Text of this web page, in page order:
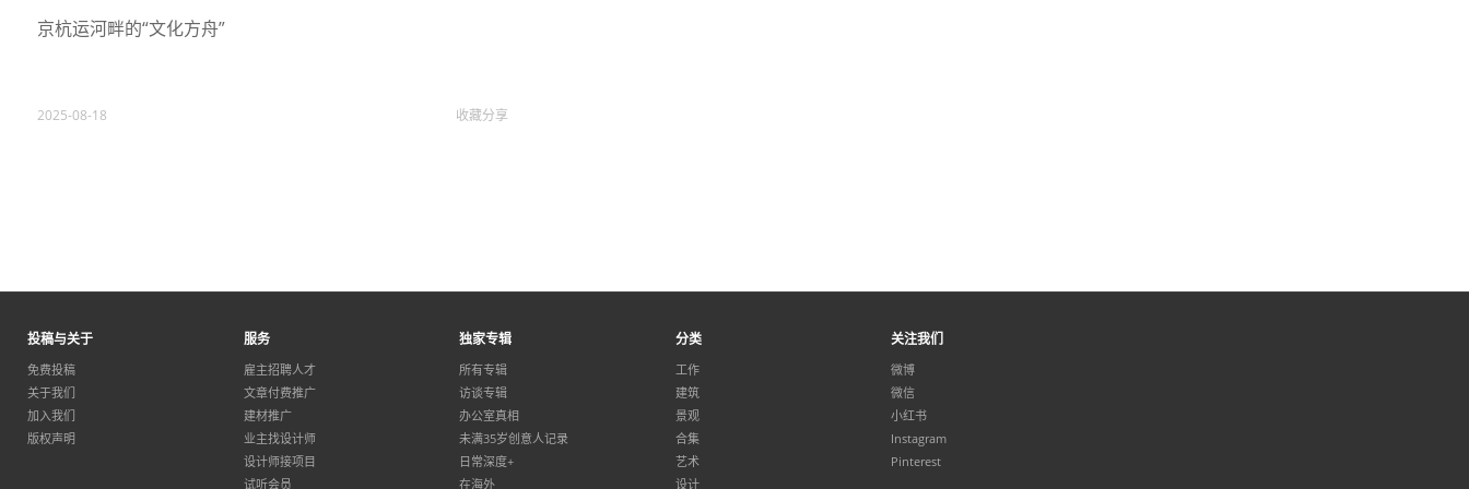
京杭运河畔的“文化方舟”
2025-08-18 收藏分享
投稿与关于
免费投稿
关于我们
加入我们
版权声明
服务
雇主招聘人才
文章付费推广
建材推广
业主找设计师
设计师接项目
试听会员
独家专辑
所有专辑
访谈专辑
办公室真相
未满35岁创意人记录
日常深度+
在海外
分类
工作
建筑
景观
合集
艺术
设计
关注我们
微博
微信
小红书
Instagram
Pinterest